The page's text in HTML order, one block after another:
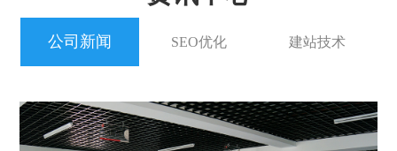
建站技术
SEO优化
公司新闻